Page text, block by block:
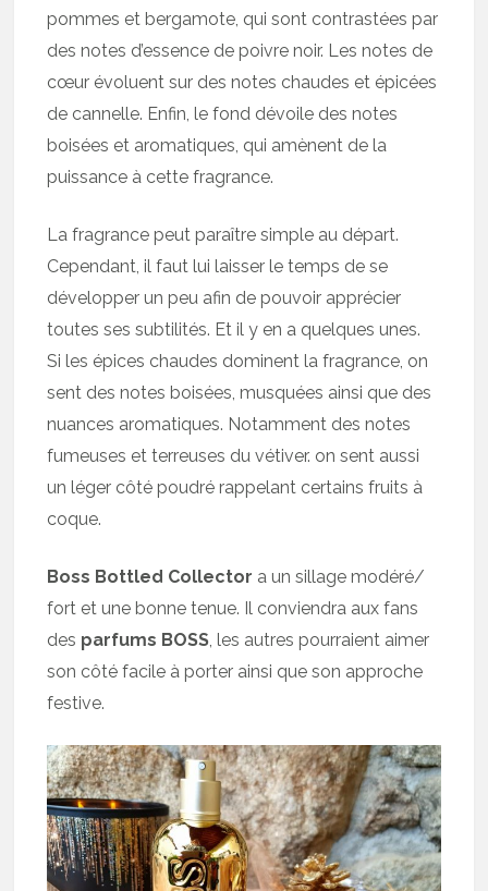
pommes et bergamote, qui sont contrastées par
des notes d’essence de poivre noir. Les notes de
cœur évoluent sur des notes chaudes et épicées
de cannelle. Enfin, le fond dévoile des notes
boisées et aromatiques, qui amènent de la
puissance à cette fragrance.
La fragrance peut paraître simple au départ.
Cependant, il faut lui laisser le temps de se
développer un peu afin de pouvoir apprécier
toutes ses subtilités. Et il y en a quelques unes.
Si les épices chaudes dominent la fragrance, on
sent des notes boisées, musquées ainsi que des
nuances aromatiques. Notamment des notes
fumeuses et terreuses du vétiver. on sent aussi
un léger côté poudré rappelant certains fruits à
coque.
Boss Bottled Collector a un sillage modéré/
fort et une bonne tenue. Il conviendra aux fans
des parfums BOSS, les autres pourraient aimer
son côté facile à porter ainsi que son approche
festive.